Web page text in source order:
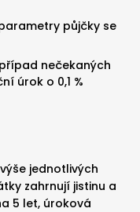
půjčky se
nečekaných
úrok o 0,1 %
jednotlivých
zahrnují jistinu a
5 let, úroková